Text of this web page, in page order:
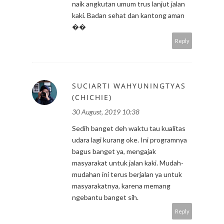
naik angkutan umum trus lanjut jalan
kaki. Badan sehat dan kantong aman
��
Reply
SUCIARTI WAHYUNINGTYAS
(CHICHIE)
30 August, 2019 10:38
Sedih banget deh waktu tau kualitas
udara lagi kurang oke. Ini programnya
bagus banget ya, mengajak
masyarakat untuk jalan kaki. Mudah-
mudahan ini terus berjalan ya untuk
masyarakatnya, karena memang
ngebantu banget sih.
Reply